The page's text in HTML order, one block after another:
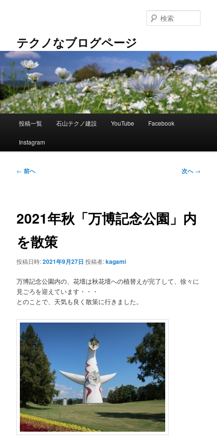
テ
ン
ツ
へ
移
動
テクノなブログページ
索
メ
投稿一覧 石山テクノ建設 YouTube Facebook
Instagram
投
ー
ョ
ン
← 前へ 次へ→
2021年秋「万博記念公園」内
を散策
投稿日時:2021年9月27日 投稿者:kagami
万博記念公園内の、花壇は秋花壇への植替えが完了して、徐々に
見ごろを迎えています・・・
とのことで、天気も良く散策に行きました。